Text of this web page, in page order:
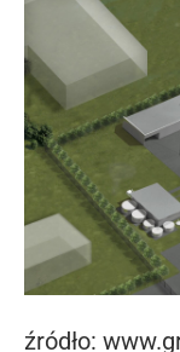
źródło: